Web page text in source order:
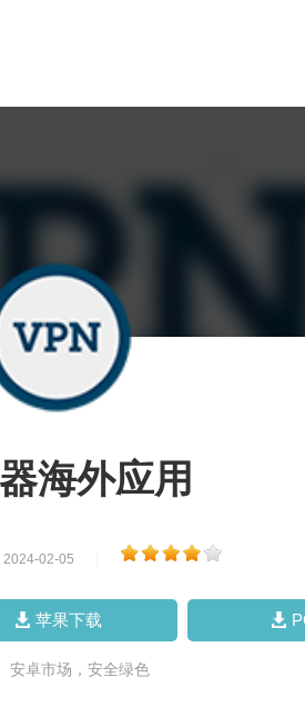
海外应用
2024-02-05
苹果下载
安卓市场，安全绿色